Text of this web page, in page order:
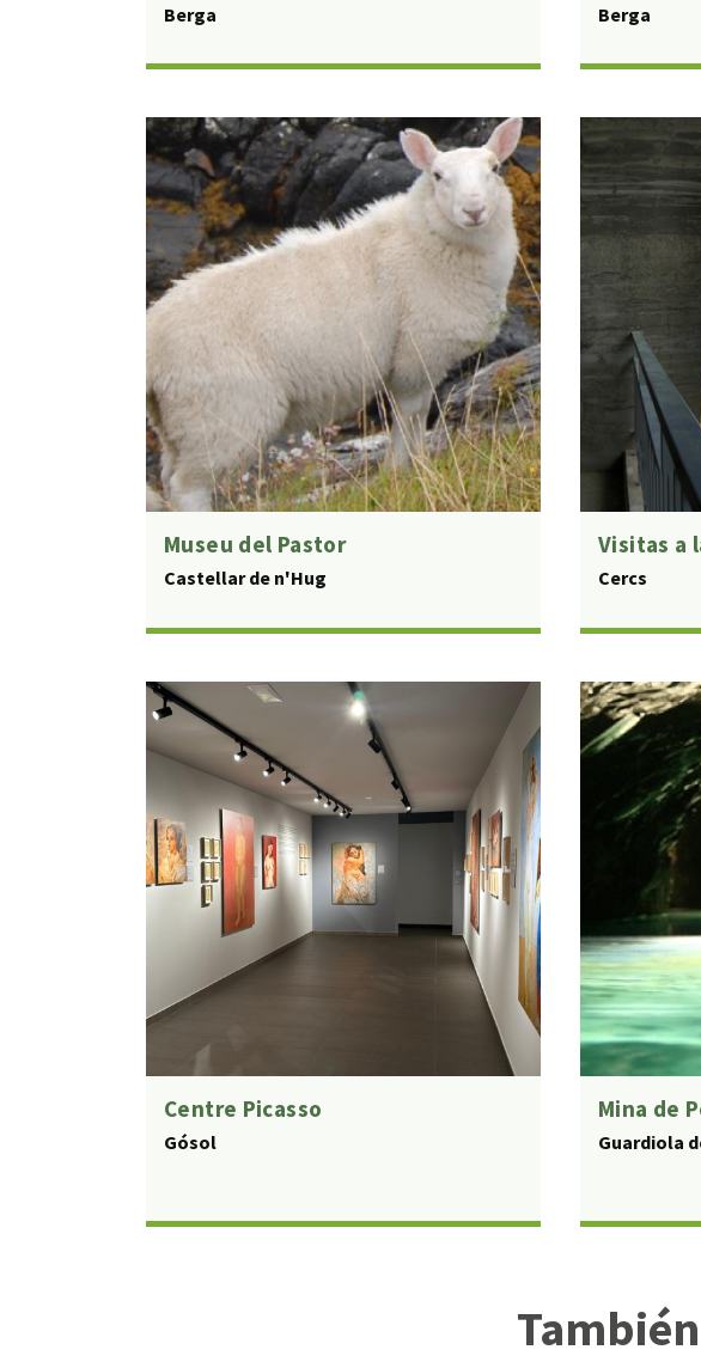
Berga Berga
Museu del Pastor
Castellar de n'Hug
Visitas a
Cercs
Centre Picasso
Gósol
Mina de
Guardiola